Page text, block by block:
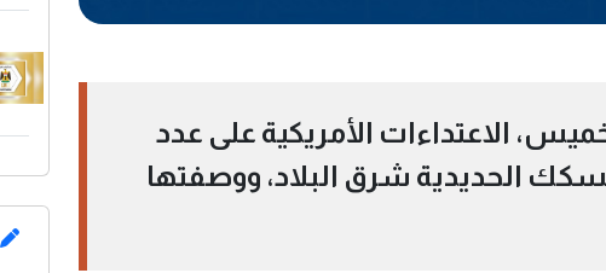
الاعتداءات الأمريكية على عدد
الحديدية شرق البلاد، ووصفتها